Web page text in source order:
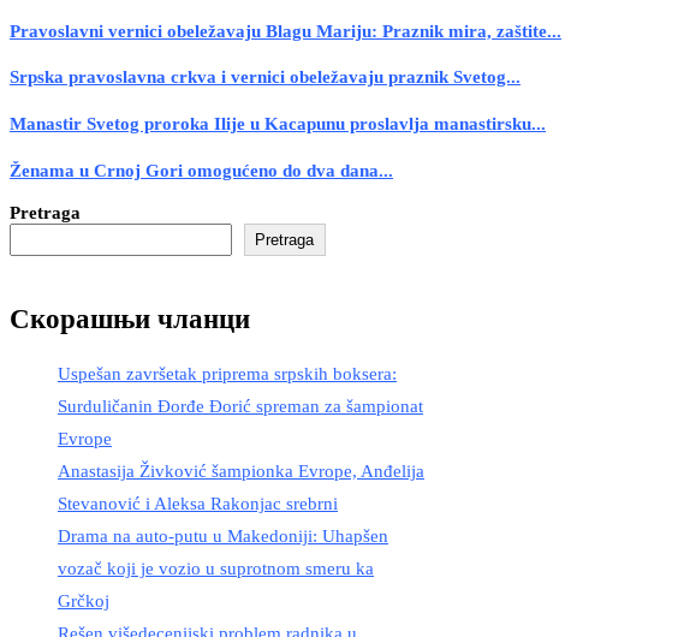
Pravoslavni vernici obeležavaju Blagu Mariju: Praznik mira, zaštite...
Srpska pravoslavna crkva i vernici obeležavaju praznik Svetog...
Manastir Svetog proroka Ilije u Kacapunu proslavlja manastirsku...
Ženama u Crnoj Gori omogućeno do dva dana...
Pretraga
Pretraga
Скорашњи чланци
Uspešan završetak priprema srpskih boksera:
Surduličanin Đorđe Đorić spreman za šampionat
Evrope
Anastasija Živković šampionka Evrope, Anđelija
Stevanović i Aleksa Rakonjac srebrni
Drama na auto-putu u Makedoniji: Uhapšen
vozač koji je vozio u suprotnom smeru ka
Grčkoj
Rešen višedecenijski problem radnika u